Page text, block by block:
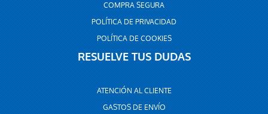
COMPRA SEGURA
POLÍTICA DE PRIVACIDAD
POLÍTICA DE COOKIES
RESUELVE TUS DUDAS
ATENCIÓN AL CLIENTE
GASTOS DE ENVÍO